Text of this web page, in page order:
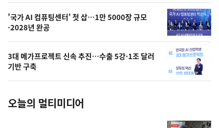
오
늘
사
진
'국가 AI 컴퓨팅센터' 첫 삽…1만 5000장 규모
·2028년 완공
3대 메가프로젝트 신속 추진…수출 5강·1조 달러
기반 구축
오늘의 멀티미디어